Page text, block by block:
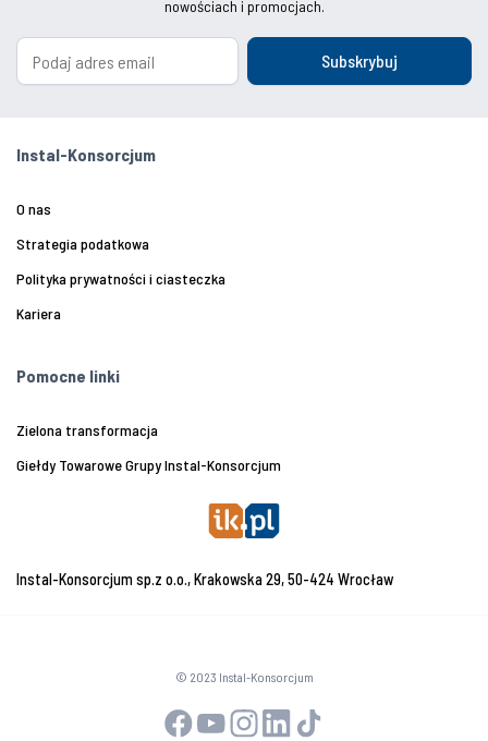
nowościach i promocjach.
Subskrybuj
Instal-Konsorcjum
O nas
Strategia podatkowa
Polityka prywatności i ciasteczka
Kariera
Pomocne linki
Zielona transformacja
Giełdy Towarowe Grupy Instal-Konsorcjum
Instal-Konsorcjum sp.z o.o., Krakowska 29, 50-424 Wrocław
© 2023 Instal-Konsorcjum